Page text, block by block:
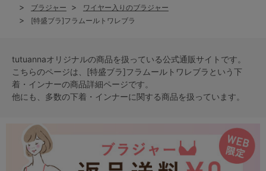
ブラジャー
ワイヤー入りのブラジャー
[特盛ブラ]フラムールトワレブラ
tutuannaオリジナルの商品を扱っている公式通販サイトです。
こちらのページは、[特盛ブラ]フラムールトワレブラという下
着・インナーの商品詳細ページです。
他にも、多数の下着・インナーに関する商品を扱っています。